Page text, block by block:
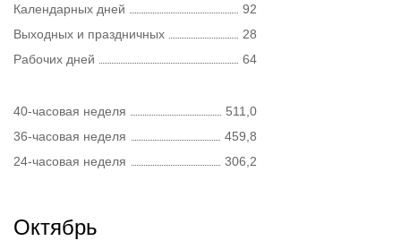
Календарных дней
92
Выходных и праздничных
28
Рабочих дней
64
40-часовая неделя
511,0
36-часовая неделя
459,8
24-часовая неделя
306,2
Октябрь